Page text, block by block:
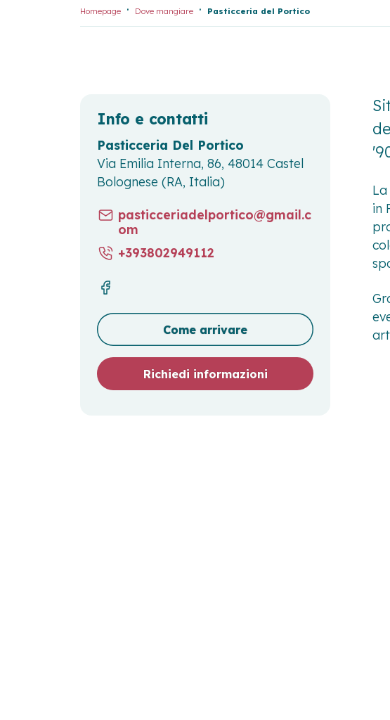
Homepage Dove mangiare Pasticceria del Portico
in
Info e contatti
Pasticceria Del Portico
Via Emilia Interna, 86, 48014 Castel
Bolognese (RA, Italia)
pasticceriadelportico@gmail.c
om
+393802949112
Come arrivare
Richiedi informazioni